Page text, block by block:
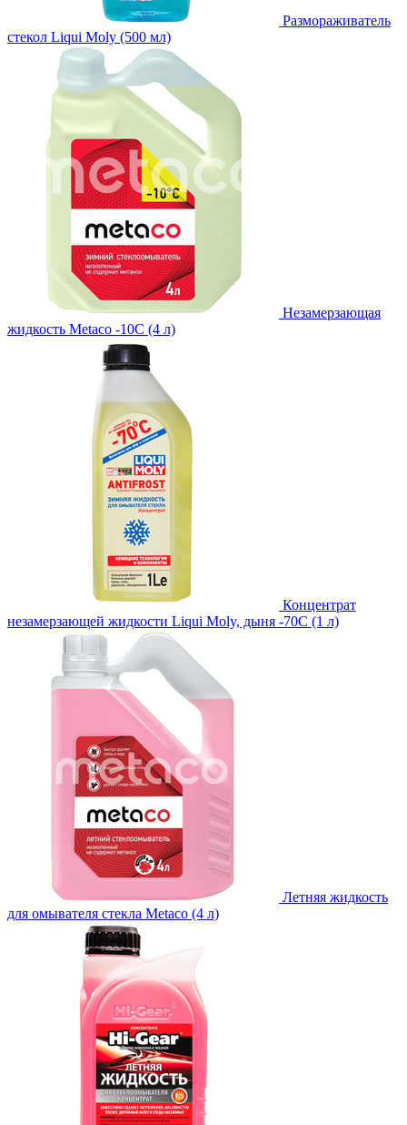
Размораживатель
стекол Liqui Moly (500 мл)
Незамерзающая
жидкость Metaco -10C (4 л)
Концентрат
незамерзающей жидкости Liqui Moly, дыня -70С (1 л)
Летняя жидкость
для омывателя стекла Metaco (4 л)